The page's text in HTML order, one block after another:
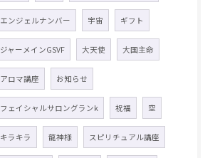
エンジェルナンバー 宇宙 ギフト
ジャーメインGSVF 大天使 大国主命
アロマ講座 お知らせ
フェイシャルサロングランk 祝福 空
キラキラ 龍神様 スピリチュアル講座